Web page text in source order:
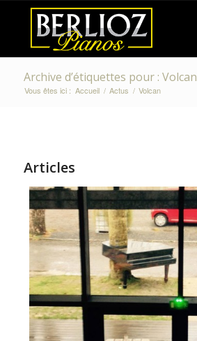
Archive d’étiquettes pour : Volcan
Vous êtes ici : Accueil / Actus / Volcan
Articles